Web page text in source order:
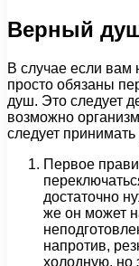
Верный
В случае если вам
просто обязаны
душ. Это следует
возможно
следует
Первое
достаточно
же он может
напротив,
холодную, но